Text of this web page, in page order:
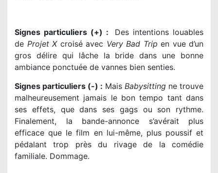
Signes particuliers (+) : Des intentions louables
de Projet Xcroisé avec Very Bad Trip en vue d’un
gros délire qui lâche la bride dans une bonne
ambiance ponctuée de vannes bien senties.
Signes particuliers (-) : Mais Babysittingne trouve
malheureusement jamais le bon tempo tant dans
ses effets, que dans ses gags ou son rythme.
Finalement, la bande-annonce s’avérait plus
efficace que le film en lui-même, plus poussif et
pédalant trop près du rivage de la comédie
familiale. Dommage.